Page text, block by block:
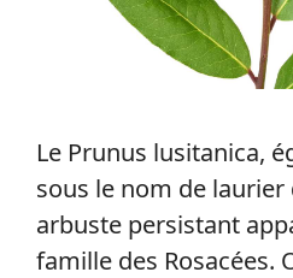
Le Prunus lusitanica,
sous le nom de
arbuste persistant
famille des Rosacées.